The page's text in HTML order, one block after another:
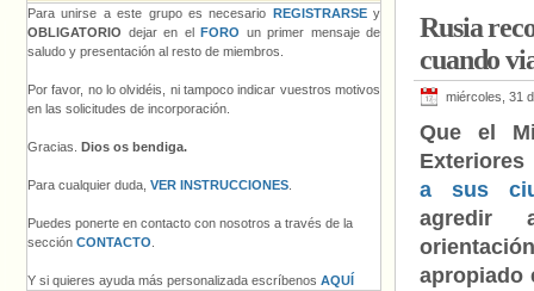
Rusia
cuando
miércoles, 31
Que el
Exteriores
a sus
agredir
apropiado
Para unirse a este grupo es necesario REGISTRARSEy
OBLIGATORIO dejar en el FORO un primer mensaje de
saludo y presentación al resto de miembros.
Por favor, no lo olvidéis, ni tampoco indicar vuestros motivos
en las solicitudes de incorporación.
Gracias. Dios os bendiga.
Para cualquier duda, VER INSTRUCCIONES
Puedes ponerte en contacto con nosotros a través de la
sección CONTACTO
Y si quieres ayuda más personalizada escríbenos AQUÍ